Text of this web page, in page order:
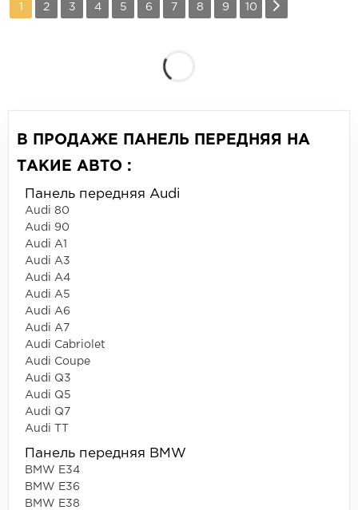
1 2 3 4 5 6 7 8 9 10
В ПРОДАЖЕ ПАНЕЛЬ ПЕРЕДНЯЯ НА
ТАКИЕ АВТО :
Панель передняя Audi
Audi 80
Audi 90
Audi A1
Audi A3
Audi A4
Audi A5
Audi A6
Audi A7
Audi Cabriolet
Audi Coupe
Audi Q3
Audi Q5
Audi Q7
Audi TT
Панель передняя BMW
BMW E34
BMW E36
BMW E38